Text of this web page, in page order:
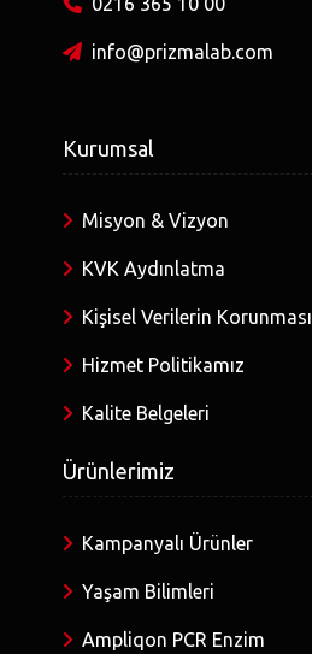
info@prizmalab.com
Kurumsal
Misyon & Vizyon
KVK Aydınlatma
Kişisel Verilerin Korunması
Hizmet Politikamız
Kalite Belgeleri
Ürünlerimiz
Kampanyalı Ürünler
Yaşam Bilimleri
Ampliqon PCR Enzim